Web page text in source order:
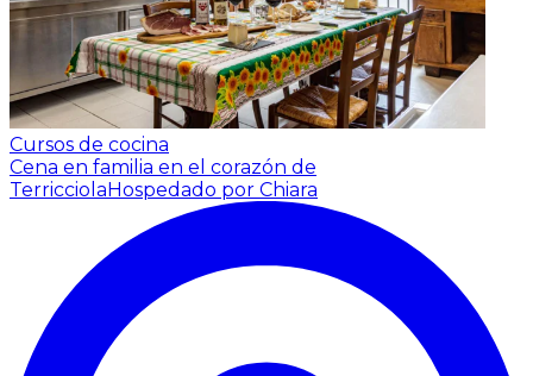
Cursos de cocina
Cena en familia en el corazón de
TerricciolaHospedado por Chiara